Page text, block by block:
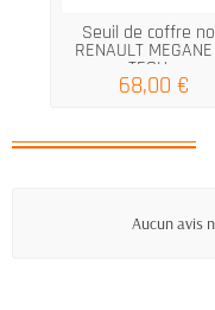
Seuil de coffre
RENAULT
TECH...
68,00 €
Aucun avis